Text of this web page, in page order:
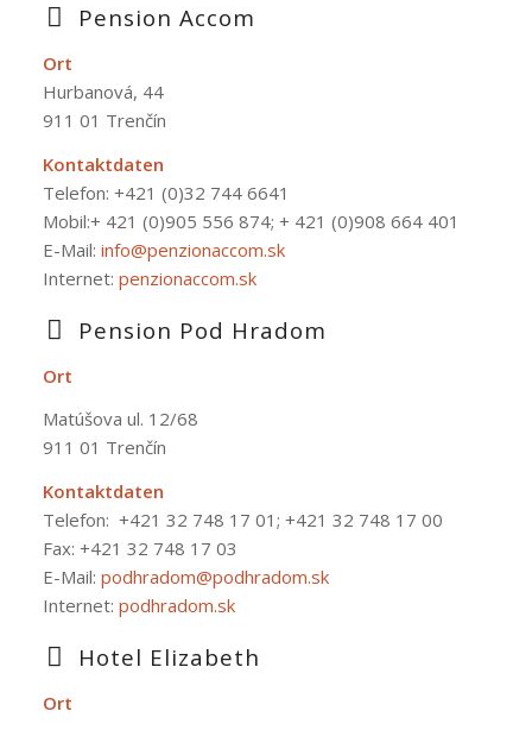
Pension Accom
Ort
Hurbanová, 44
911 01 Trenčín
Kontaktdaten
Telefon: +421 (0)32 744 6641
Mobil:+ 421 (0)905 556 874; + 421 (0)908 664 401
E-Mail: info@penzionaccom.sk
Internet: penzionaccom.sk
Pension Pod Hradom
Ort
Matúšova ul. 12/68
911 01 Trenčín
Kontaktdaten
Telefon: +421 32 748 17 01; +421 32 748 17 00
Fax: +421 32 748 17 03
E-Mail: podhradom@podhradom.sk
Internet: podhradom.sk
Hotel Elizabeth
Ort